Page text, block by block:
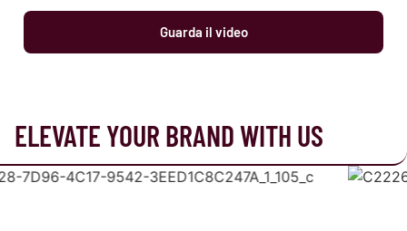
Guarda il video
ELEVATE YOUR BRAND WITH US